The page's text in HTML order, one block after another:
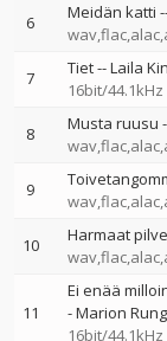
6 Meidän katti
7 Tiet--Laila
16bit/44.1kHz
8 Musta ruusu
9
10 Harmaat
11
Ei enää
-Marion Rung
16bit/44.1kHz